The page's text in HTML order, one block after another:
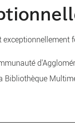
Bibliothèque